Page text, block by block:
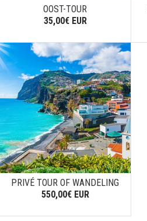
OOST-TOUR
35,00€ EUR
PRIVÉ TOUR OF WANDELING
550,00€ EUR